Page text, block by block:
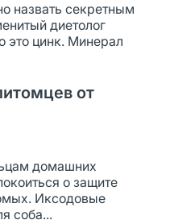
назвать секретным
диетолог
это цинк. Минерал
от
домашних
о защите
Иксодовые
соба...